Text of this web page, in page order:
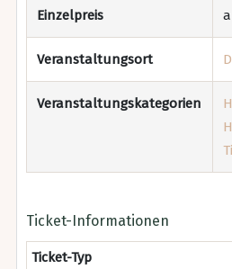
Einzelpreis
Veranstaltungsort
Veranstaltungskategorien
Ticket-Informationen
Ticket-Typ